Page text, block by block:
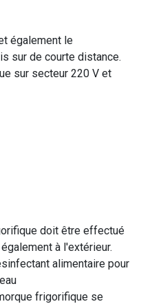
également le
sur de courte distance.
sur secteur 220 V et
doit être effectué
à l'extérieur.
alimentaire pour
frigorifique se